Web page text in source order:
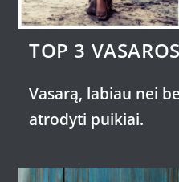
TOP 3
Vasarą, labiau nei
atrodyti puikiai.